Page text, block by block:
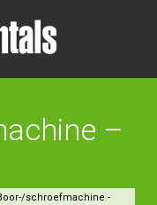
–
schroefmachine -